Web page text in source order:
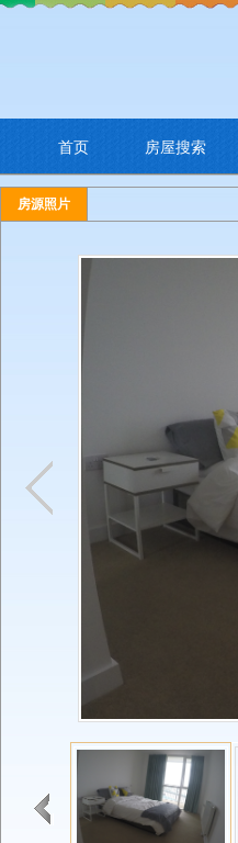
首页 房屋搜索
房源照片